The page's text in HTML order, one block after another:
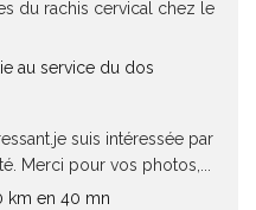
du rachis cervical chez le
au service du dos
suis intéressée par
Merci pour vos photos,...
km en 40 mn